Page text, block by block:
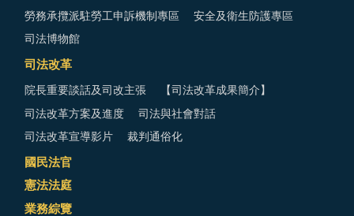
勞務承攬派駐勞工申訴機制專區 安全及衛生防護專區
司法博物館
司法改革
院長重要談話及司改主張 【司法改革成果簡介】
司法改革方案及進度 司法與社會對話
司法改革宣導影片 裁判通俗化
國民法官
憲法法庭
業務綜覽